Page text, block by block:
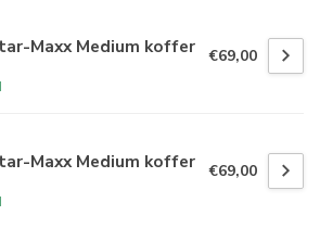
Maxx Medium koffer €69,00
Maxx Medium koffer €69,00